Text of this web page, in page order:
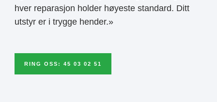
hver reparasjon holder høyeste standard. Ditt
utstyr er i trygge hender.»
RING OSS: 45 03 02 51